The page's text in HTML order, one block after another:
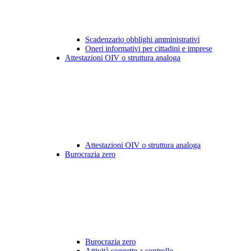
Scadenzario obblighi amministrativi
Oneri informativi per cittadini e imprese
Attestazioni OIV o struttura analoga
Attestazioni OIV o struttura analoga
Burocrazia zero
Burocrazia zero